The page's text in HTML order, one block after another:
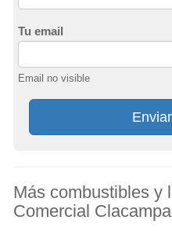
Tu email
Email no visible
Más combustibles y
Comercial